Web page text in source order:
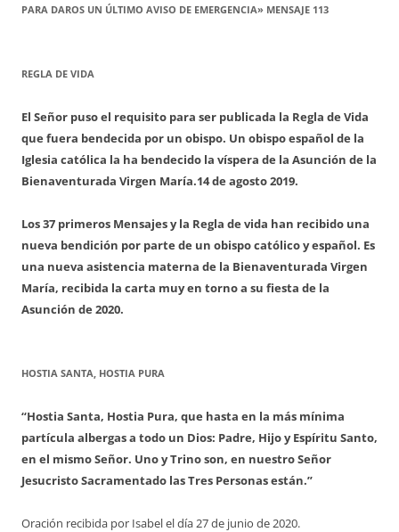
PARA DAROS UN ÚLTIMO AVISO DE EMERGENCIA» MENSAJE 113
REGLA DE VIDA
El Señor puso el requisito para ser publicada la Regla de Vida
que fuera bendecida por un obispo. Un obispo español de la
Iglesia católica la ha bendecido la víspera de la Asunción de la
Bienaventurada Virgen María.14 de agosto 2019.
Los 37 primeros Mensajes y la Regla de vida han recibido una
nueva bendición por parte de un obispo católico y español. Es
una nueva asistencia materna de la Bienaventurada Virgen
María, recibida la carta muy en torno a su fiesta de la
Asunción de 2020.
HOSTIA SANTA, HOSTIA PURA
“Hostia Santa, Hostia Pura, que hasta en la más mínima
partícula albergas a todo un Dios: Padre, Hijo y Espíritu Santo,
en el mismo Señor. Uno y Trino son, en nuestro Señor
Jesucristo Sacramentado las Tres Personas están.”
Oración recibida por Isabel el día 27 de junio de 2020.